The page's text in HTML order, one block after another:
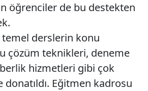
öğrenciler de bu destekten
temel derslerin konu
çözüm teknikleri, deneme
hizmetleri gibi çok
Eğitmen kadrosu